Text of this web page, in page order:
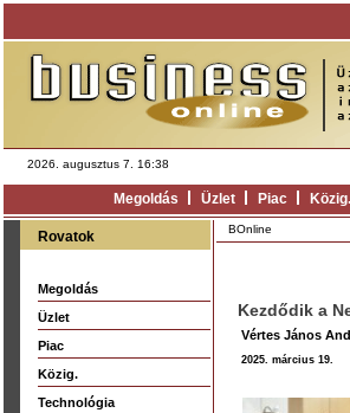
2026. augusztus 7. 16:38
Megoldás Üzlet Piac Közig.
Rovatok
Megoldás
Üzlet
Piac
Közig.
Technológia
BOnline
Kezdődik a
Vértes János
2025. március 19.